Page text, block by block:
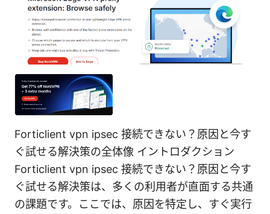
Forticlient vpn ipsec 接続できない？原因と今す
ぐ試せる解決策の全体像 イントロダクション
Forticlient vpn ipsec 接続できない？原因と今す
ぐ試せる解決策は、多くの利用者が直面する共通
の課題です。ここでは、原因を特定し、すぐ実行